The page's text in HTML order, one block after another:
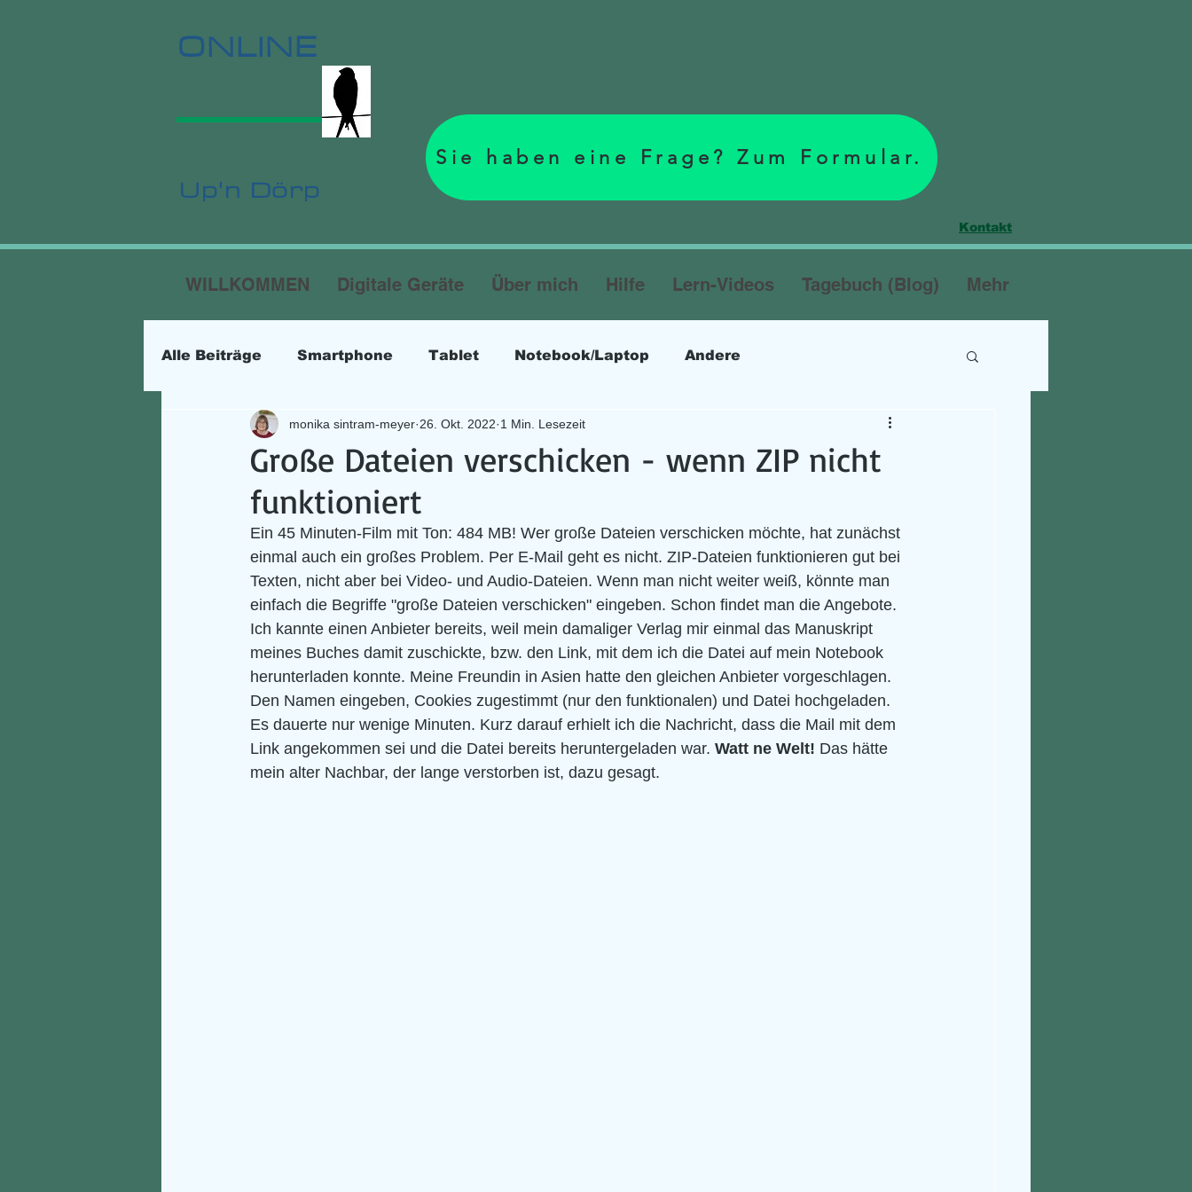
ONLINE
Up'n Dörp
Sie haben eine Frage? Zum Formular.
Kontakt
WILLKOMMEN Digitale Geräte Über mich Hilfe Lern-Videos Tagebuch (Blog) Mehr
Alle Beiträge Smartphone Tablet Notebook/Laptop Andere
Große Dateien verschicken - wenn ZIP nicht
funktioniert
monika sintram-meyer 26. Okt. 2022 1 Min. Lesezeit
Ein 45 Minuten-Film mit Ton: 484 MB! Wer große Dateien verschicken möchte, hat zunächst
einmal auch ein großes Problem. Per E-Mail geht es nicht. ZIP-Dateien funktionieren gut bei
Texten, nicht aber bei Video- und Audio-Dateien. Wenn man nicht weiter weiß, könnte man
einfach die Begriffe "große Dateien verschicken" eingeben. Schon findet man die Angebote.
Ich kannte einen Anbieter bereits, weil mein damaliger Verlag mir einmal das Manuskript
meines Buches damit zuschickte, bzw. den Link, mit dem ich die Datei auf mein Notebook
herunterladen konnte. Meine Freundin in Asien hatte den gleichen Anbieter vorgeschlagen.
Den Namen eingeben, Cookies zugestimmt (nur den funktionalen) und Datei hochgeladen.
Es dauerte nur wenige Minuten. Kurz darauf erhielt ich die Nachricht, dass die Mail mit dem
Link angekommen sei und die Datei bereits heruntergeladen war. Watt ne Welt! Das hätte
mein alter Nachbar, der lange verstorben ist, dazu gesagt.